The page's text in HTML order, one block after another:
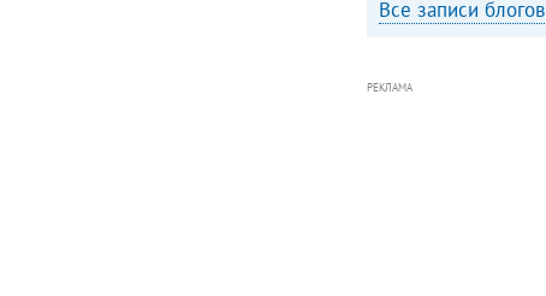
Все записи блогов
РЕКЛАМА